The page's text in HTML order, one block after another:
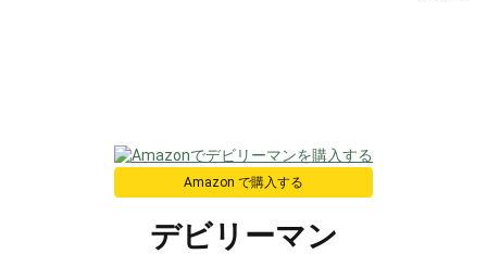
Amazon で購入する
デビリーマン